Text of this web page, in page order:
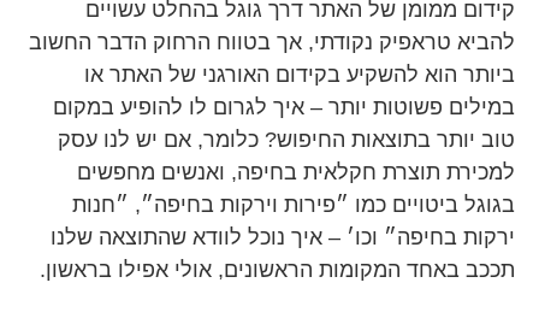
קידום ממומן של האתר דרך גוגל בהחלט עשויים
להביא טראפיק נקודתי, אך בטווח הרחוק הדבר החשוב
ביותר הוא להשקיע בקידום האורגני של האתר או
במילים פשוטות יותר – איך לגרום לו להופיע במקום
טוב יותר בתוצאות החיפוש? כלומר, אם יש לנו עסק
למכירת תוצרת חקלאית בחיפה, ואנשים מחפשים
בגוגל ביטויים כמו ״פירות וירקות בחיפה״, ״חנות
ירקות בחיפה״ וכו׳ – איך נוכל לוודא שהתוצאה שלנו
תככב באחד המקומות הראשונים, אולי אפילו בראשון.